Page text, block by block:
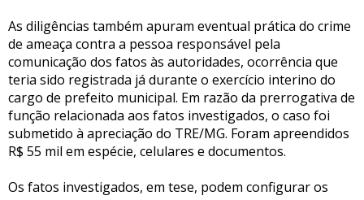
As diligências também apuram eventual prática do crime
de ameaça contra a pessoa responsável pela
comunicação dos fatos às autoridades, ocorrência que
teria sido registrada já durante o exercício interino do
cargo de prefeito municipal. Em razão da prerrogativa de
função relacionada aos fatos investigados, o caso foi
submetido à apreciação do TRE/MG. Foram apreendidos
R$ 55 mil em espécie, celulares e documentos.
Os fatos investigados, em tese, podem configurar os